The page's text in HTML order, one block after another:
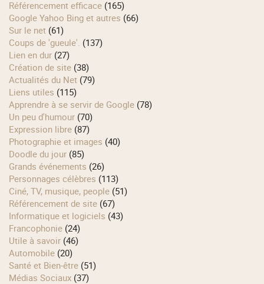
Référencement efficace (165)
Google Yahoo Bing et autres (66)
Sur le net (61)
Coups de 'gueule'. (137)
Lien en dur (27)
Création de site (38)
Actualités du Net (79)
Liens utiles (115)
Apprendre à se servir de Google (78)
Un peu d'humour (70)
Expression libre (87)
Photographie et images (40)
Doodle du jour (85)
Grands événements (26)
Personnages célèbres (113)
Ciné, TV, musique, people (51)
Référencement de site (67)
Informatique et logiciels (43)
Francophonie (24)
Utile à savoir (46)
Automobile (20)
Santé et Bien-être (51)
Médias Sociaux (37)